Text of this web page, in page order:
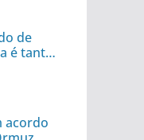
de
é tanta
acordo